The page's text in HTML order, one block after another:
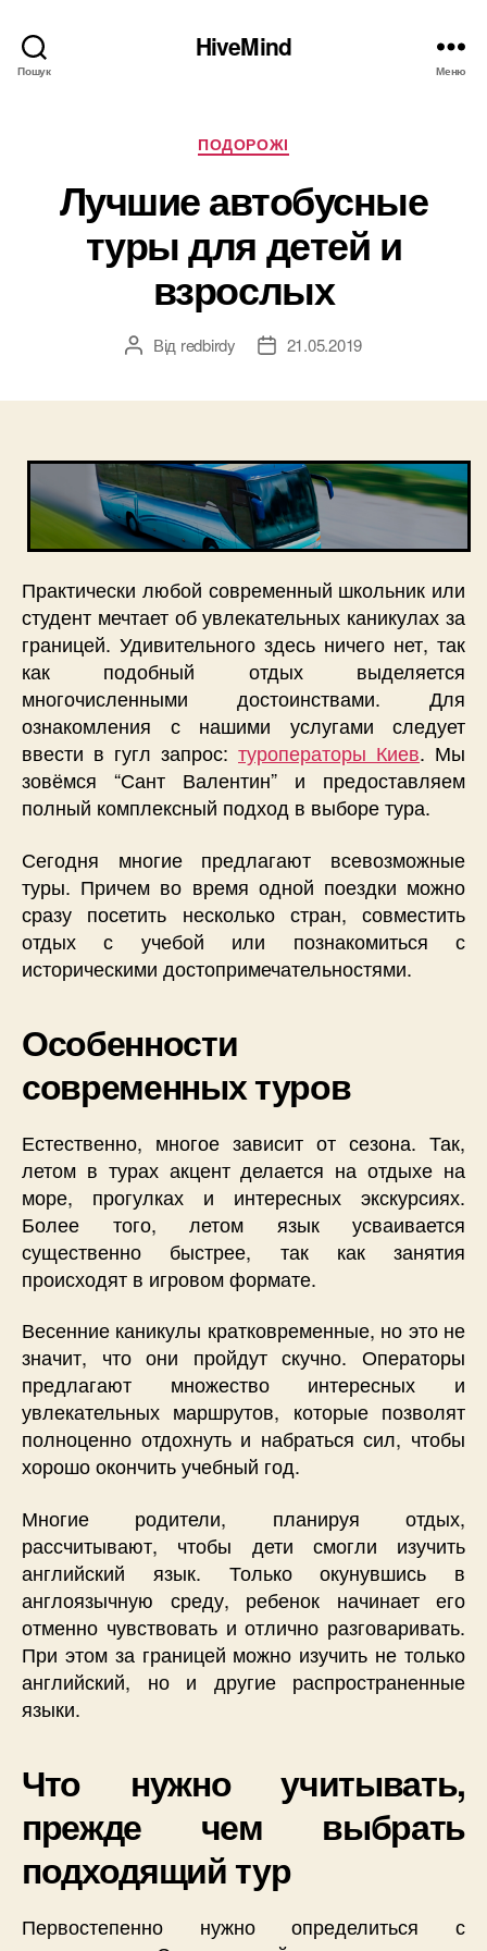
Пошук
HiveMind
Меню
Категорії
ПОДОРОЖІ
Лучшие автобусные
туры для детей и
взрослых
Автор
Від redbirdy
Дата21.05.2019
Практически любой современный школьник или
студент мечтает об увлекательных каникулах за
границей. Удивительного здесь ничего нет, так
как подобный отдых выделяется
многочисленными достоинствами. Для
ознакомления с нашими услугами следует
ввести в гугл запрос: туроператоры Киев. Мы
зовёмся “Сант Валентин” и предоставляем
полный комплексный подход в выборе тура.
Сегодня многие предлагают всевозможные
туры. Причем во время одной поездки можно
сразу посетить несколько стран, совместить
отдых с учебой или познакомиться с
историческими достопримечательностями.
Особенности
современных туров
Естественно, многое зависит от сезона. Так,
летом в турах акцент делается на отдыхе на
море, прогулках и интересных экскурсиях.
Более того, летом язык усваивается
существенно быстрее, так как занятия
происходят в игровом формате.
Весенние каникулы кратковременные, но это не
значит, что они пройдут скучно. Операторы
предлагают множество интересных и
увлекательных маршрутов, которые позволят
полноценно отдохнуть и набраться сил, чтобы
хорошо окончить учебный год.
Многие родители, планируя отдых,
рассчитывают, чтобы дети смогли изучить
английский язык. Только окунувшись в
англоязычную среду, ребенок начинает его
отменно чувствовать и отлично разговаривать.
При этом за границей можно изучить не только
английский, но и другие распространенные
языки.
Что нужно учитывать,
прежде чем выбрать
подходящий тур
Первостепенно нужно определиться с